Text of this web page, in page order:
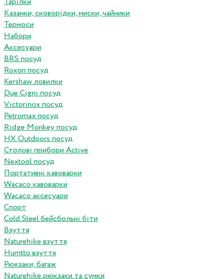
Казанки, сковорідки, миски, чайники
Термоси
Набори
Аксесуари
BRS посуд
Roxon посуд
Kershaw ловилки
Due Cigni посуд
Victorinox посуд
Petromax посуд
Ridge Monkey посуд
HX Outdoors посуд
Столові прибори Active
Nextool посуд
Портативні кавоварки
Wacaco кавоварки
Wacaco аксесуари
Спорт
Cold Steel бейсбольні біти
Взуття
Naturehike взуття
Humtto взуття
Рюкзаки, багаж
Naturehike рюкзаки та сумки